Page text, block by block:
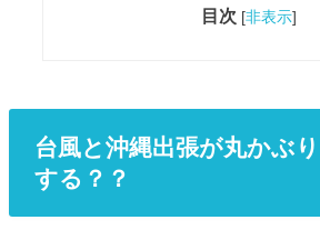
目次 [非表示]
台風と沖縄出張が丸かぶ
する？？